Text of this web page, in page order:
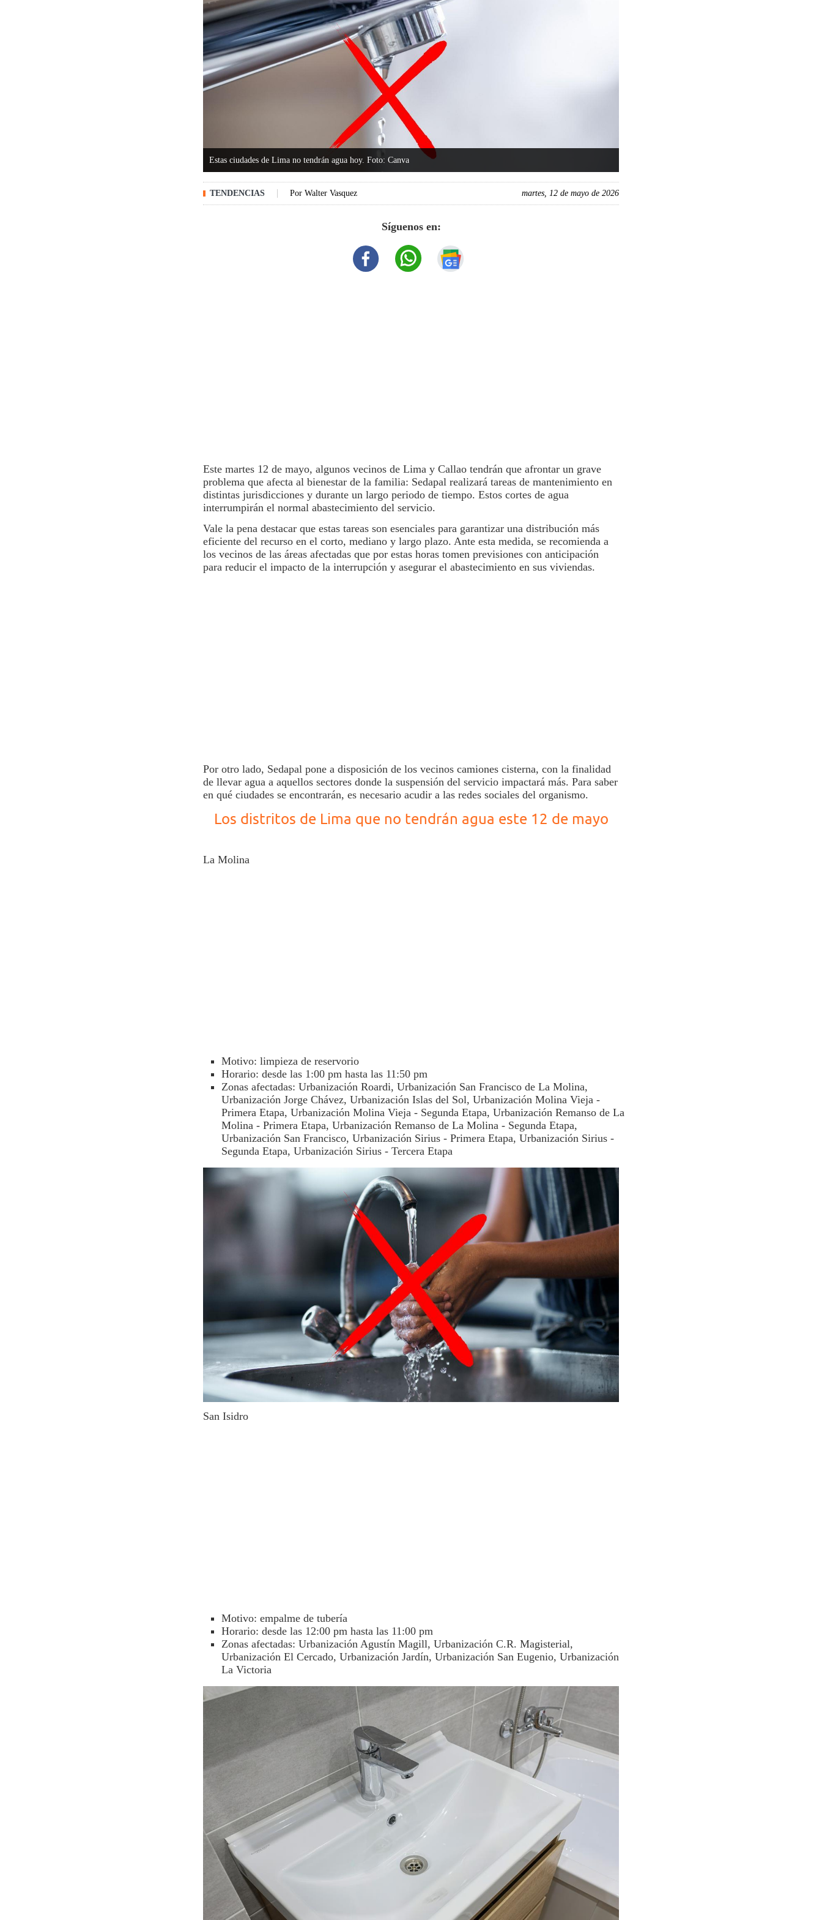
Estas ciudades de Lima no tendrán agua hoy. Foto: Canva
TENDENCIAS PorWalter Vasquez martes, 12 de mayo de 2026
Síguenos en:
Este martes 12 de mayo, algunos vecinos de Limay Callao tendrán que afrontar un grave
problema que afecta al bienestar de la familia: Sedapalrealizará tareas de mantenimiento en
distintas jurisdicciones y durante un largo periodo de tiempo. Estos cortes de agua
interrumpirán el normal abastecimiento del servicio.
Vale la pena destacar que estas tareas son esenciales para garantizar una distribución más
eficiente del recurso en el corto, mediano y largo plazo. Ante esta medida, se recomienda a
los vecinos de las áreas afectadas que por estas horas tomen previsiones con anticipación
para reducir el impacto de la interrupción y asegurar el abastecimiento en sus viviendas.
Por otro lado, Sedapal pone a disposición de los vecinos camiones cisterna, con la finalidad
de llevar agua a aquellos sectores donde la suspensión del servicio impactará más. Para saber
en qué ciudades se encontrarán, es necesario acudir a las redes sociales del organismo.
Los distritos de Lima que no tendrán agua este 12 de mayo
La Molina
Motivo: limpieza de reservorio
Horario: desde las 1:00 pm hasta las 11:50 pm
Zonas afectadas: Urbanización Roardi, Urbanización San Francisco de La Molina,
Urbanización Jorge Chávez, Urbanización Islas del Sol, Urbanización Molina Vieja -
Primera Etapa, Urbanización Molina Vieja - Segunda Etapa, Urbanización Remanso de La
Molina - Primera Etapa, Urbanización Remanso de La Molina - Segunda Etapa,
Urbanización San Francisco, Urbanización Sirius - Primera Etapa, Urbanización Sirius -
Segunda Etapa, Urbanización Sirius - Tercera Etapa
San Isidro
Motivo: empalme de tubería
Horario: desde las 12:00 pm hasta las 11:00 pm
Zonas afectadas: Urbanización Agustín Magill, Urbanización C.R. Magisterial,
Urbanización El Cercado, Urbanización Jardín, Urbanización San Eugenio, Urbanización
La Victoria